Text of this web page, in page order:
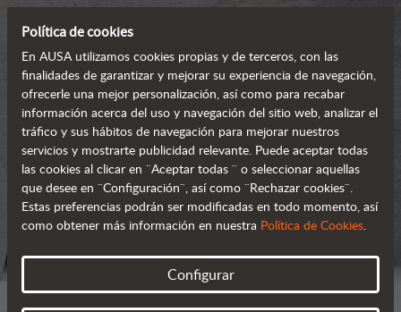
Política de cookies
En AUSA utilizamos cookies propias y de terceros, con las
finalidades de garantizar y mejorar su experiencia de navegación,
ofrecerle una mejor personalización, así como para recabar
información acerca del uso y navegación del sitio web, analizar el
tráfico y sus hábitos de navegación para mejorar nuestros
servicios y mostrarte publicidad relevante. Puede aceptar todas
las cookies al clicar en ¨Aceptar todas ¨ o seleccionar aquellas
que desee en ¨Configuración¨, así como ¨Rechazar cookies¨.
Estas preferencias podrán ser modificadas en todo momento, así
como obtener más información en nuestra Política de Cookies.
Configurar